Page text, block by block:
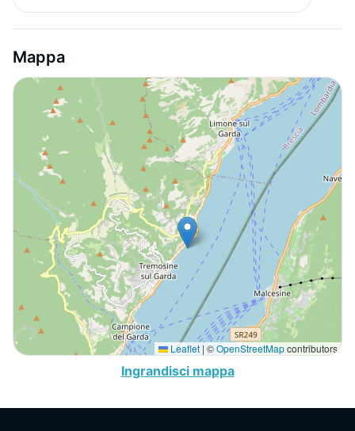
Mappa
Leaflet | ©OpenStreetMapcontributors
Ingrandisci mappa